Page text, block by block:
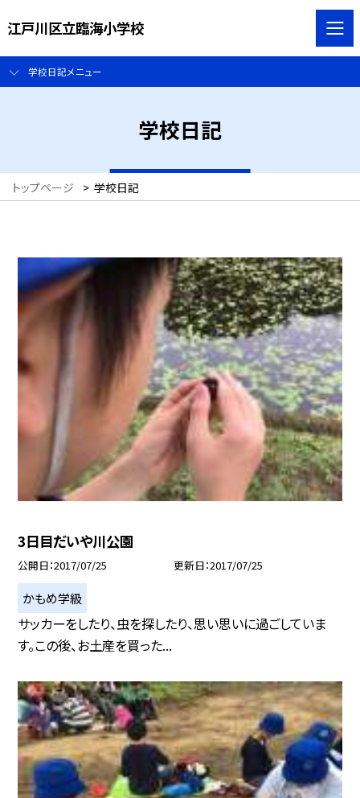
江戸川区立臨海小学校
学校日記メニュー
学校日記
トップページ > 学校日記
3日目だいや川公園
公開日 2017/07/25 更新日 2017/07/25
かもめ学級
サッカーをしたり、虫を探したり、思い思いに過ごしていま
す。この後、お土産を買った...